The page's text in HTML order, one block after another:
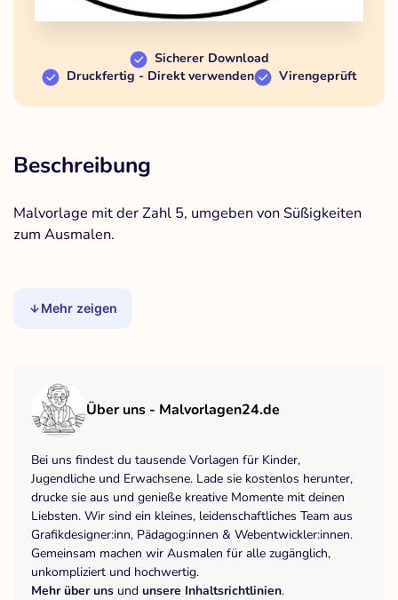
Sicherer Download
Druckfertig - Direkt verwenden
Virengeprüft
Beschreibung
Malvorlage mit der Zahl 5, umgeben von Süßigkeiten
zum Ausmalen.
Mehr zeigen
Über uns - Malvorlagen24.de
Bei uns findest du tausende Vorlagen für Kinder,
Jugendliche und Erwachsene. Lade sie kostenlos herunter,
drucke sie aus und genieße kreative Momente mit deinen
Liebsten. Wir sind ein kleines, leidenschaftliches Team aus
Grafikdesigner:inn, Pädagog:innen & Webentwickler:innen.
Gemeinsam machen wir Ausmalen für alle zugänglich,
unkompliziert und hochwertig.
Mehr über uns und unsere Inhaltsrichtlinien.